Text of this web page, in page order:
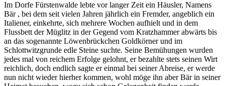
Im Dorfe Fürstenwalde lebte vor langer Zeit ein Häusler, Namens
Bär , bei dem seit vielen Jahren jährlich ein Fremder, angeblich ein
Italiener, einkehrte, sich mehrere Wochen aufhielt und in dem
Flussbett der Müglitz in der Gegend vom Kratzhammer abwärts bis
an das sogenannte Löwenbrückchen Goldkörner und im
Schlottwitzgrunde edle Steine suchte. Seine Bemühungen wurden
jedes mal von reichem Erfolge gelohnt, er bezahlte stets seinen Wirt
reichlich, doch endlich sagte er einmal bei seiner Abreise, er werde
nun nicht wieder hierher kommen, wohl möge ihn aber Bär in seiner